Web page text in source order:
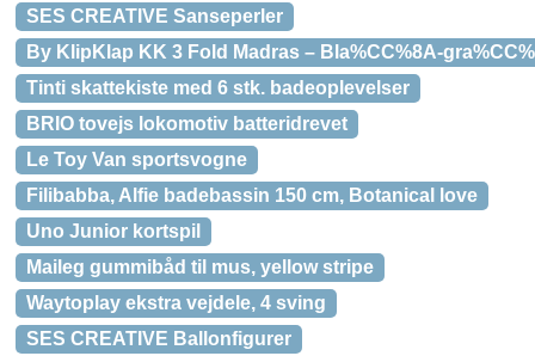
SES CREATIVE Sanseperler
By KlipKlap KK 3 Fold Madras – Bla%CC%8A-
Tinti skattekiste med 6 stk. badeoplevelser
BRIO tovejs lokomotiv batteridrevet
Le Toy Van sportsvogne
Filibabba, Alfie badebassin 150 cm, Botanical love
Uno Junior kortspil
Maileg gummibåd til mus, yellow stripe
Waytoplay ekstra vejdele, 4 sving
SES CREATIVE Ballonfigurer